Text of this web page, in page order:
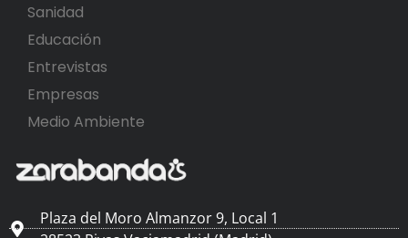
Sanidad
Educación
Entrevistas
Empresas
Medio Ambiente
Plaza del Moro Almanzor 9, Local 1